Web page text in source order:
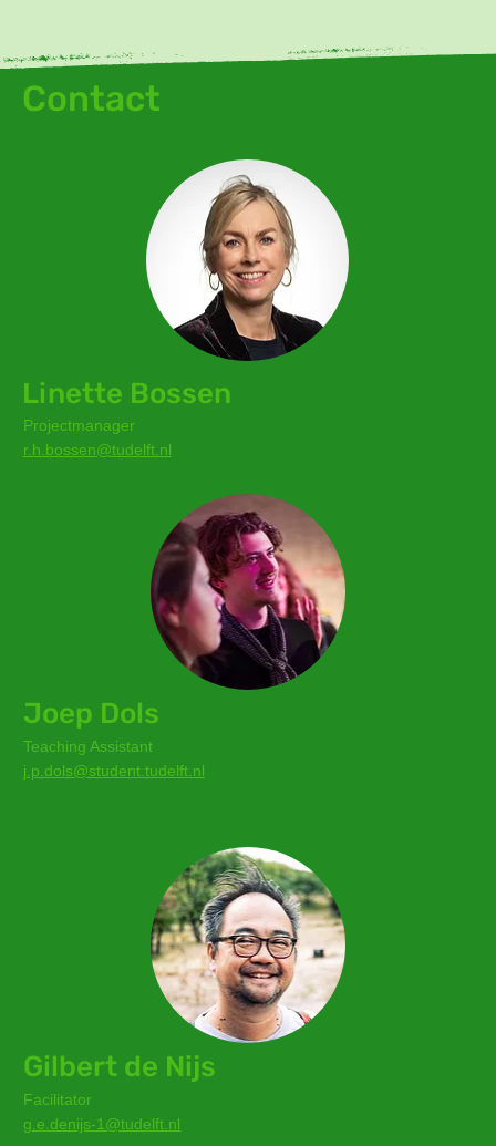
Contact
Linette Bossen
Projectmanager
r.h.bossen@tudelft.nl
Gilbert de Nijs
Facilitator
g.e.denijs-1@tudelft.nl
Joep Dols
Teaching Assistant
j.p.dols@student.tudelft.nl